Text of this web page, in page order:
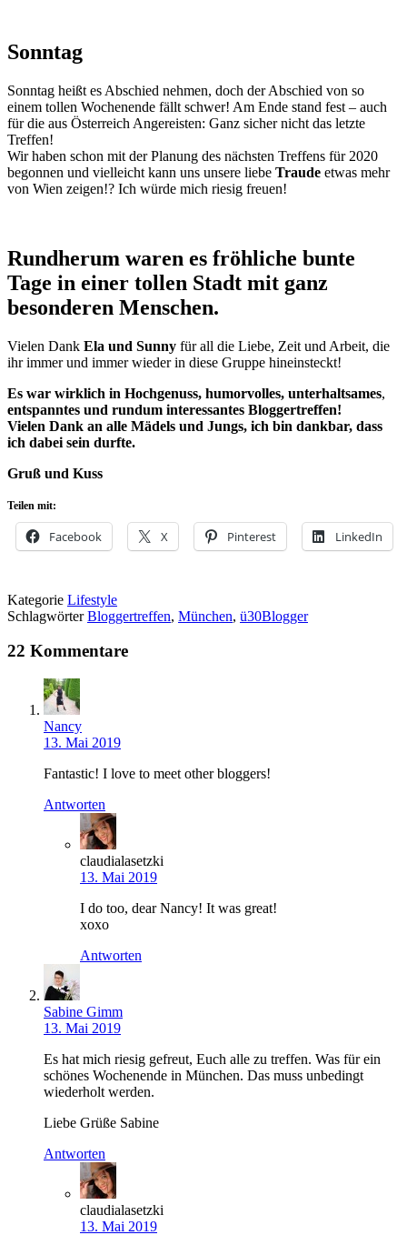
Sonntag
Sonntag heißt es Abschied nehmen, doch der Abschied von so
einem tollen Wochenende fällt schwer! Am Ende stand fest – auch
für die aus Österreich Angereisten: Ganz sicher nicht das letzte
Treffen!
Wir haben schon mit der Planung des nächsten Treffens für 2020
begonnen und vielleicht kann uns unsere liebe Traude etwas mehr
von Wien zeigen!? Ich würde mich riesig freuen!
Rundherum waren es fröhliche bunte
Tage in einer tollen Stadt mit ganz
besonderen Menschen.
Vielen Dank Ela und Sunny für all die Liebe, Zeit und Arbeit, die
ihr immer und immer wieder in diese Gruppe hineinsteckt!
Es war wirklich in Hochgenuss, humorvolles, unterhaltsames,
entspanntes und rundum interessantes Bloggertreffen!
Vielen Dank an alle Mädels und Jungs, ich bin dankbar, dass
ich dabei sein durfte.
Gruß und Kuss
Teilen mit:
Facebook X Pinterest LinkedIn
Kategorie Lifestyle
SchlagwörterBloggertreffen, München, ü30Blogger
22 Kommentare
Nancy
13. Mai 2019
Fantastic! I love to meet other bloggers!
Antworten
claudialasetzki
13. Mai 2019
I do too, dear Nancy! It was great!
xoxo
Antworten
Sabine Gimm
13. Mai 2019
Es hat mich riesig gefreut, Euch alle zu treffen. Was für ein
schönes Wochenende in München. Das muss unbedingt
wiederholt werden.
Liebe Grüße Sabine
Antworten
claudialasetzki
13. Mai 2019